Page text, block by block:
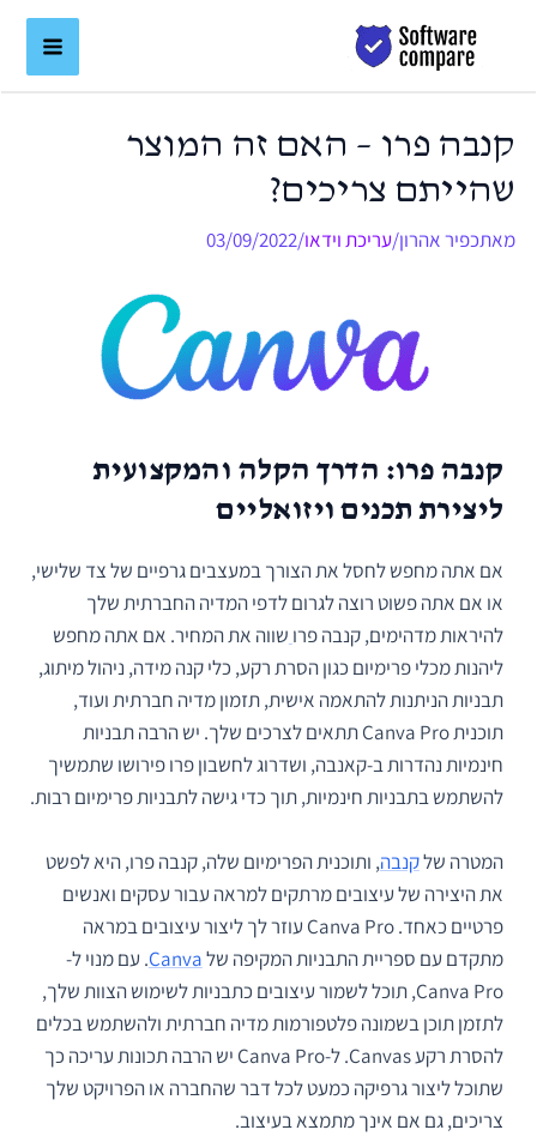
קנבה פרו – האם זה המוצר
שהייתם צריכים?
מאתכפיר אהרון/עריכת וידאו/
03/09/2022
קנבה פרו: הדרך הקלה והמקצועית
ליצירת תכנים ויזואליים
אם אתה מחפש לחסל את הצורך במעצבים גרפיים של צד שלישי,
או אם אתה פשוט רוצה לגרום לדפי המדיה החברתית שלך
להיראות מדהימים, קנבה פרו שווה את המחיר. אם אתה מחפש
ליהנות מכלי פרימיום כגון הסרת רקע, כלי קנה מידה, ניהול מיתוג,
תבניות הניתנות להתאמה אישית, תזמון מדיה חברתית ועוד,
תוכנית Canva Pro תתאים לצרכים שלך. יש הרבה תבניות
חינמיות נהדרות ב-קאנבה, ושדרוג לחשבון פרו פירושו שתמשיך
להשתמש בתבניות חינמיות, תוך כדי גישה לתבניות פרימיום רבות.
המטרה שלקנבה, ותוכנית הפרימיום שלה, קנבה פרו, היא לפשט
את היצירה של עיצובים מרתקים למראה עבור עסקים ואנשים
פרטיים כאחד. Canva Pro עוזר לך ליצור עיצובים במראה
מתקדם עם ספריית התבניות המקיפה שלCanva. עם מנוי ל-
Canva Pro, תוכל לשמור עיצובים כתבניות לשימוש הצוות שלך,
לתזמן תוכן בשמונה פלטפורמות מדיה חברתית ולהשתמש בכלים
להסרת רקע Canvas. ל-Canva Pro יש הרבה תכונות עריכה כך
שתוכל ליצור גרפיקה כמעט לכל דבר שהחברה או הפרויקט שלך
צריכים, גם אם אינך מתמצא בעיצוב.